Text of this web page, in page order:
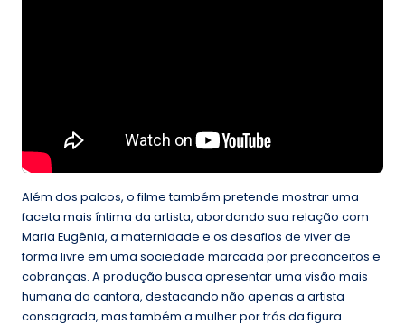
Além dos palcos, o filme também pretende mostrar uma
faceta mais íntima da artista, abordando sua relação com
Maria Eugênia, a maternidade e os desafios de viver de
forma livre em uma sociedade marcada por preconceitos e
cobranças. A produção busca apresentar uma visão mais
humana da cantora, destacando não apenas a artista
consagrada, mas também a mulher por trás da figura